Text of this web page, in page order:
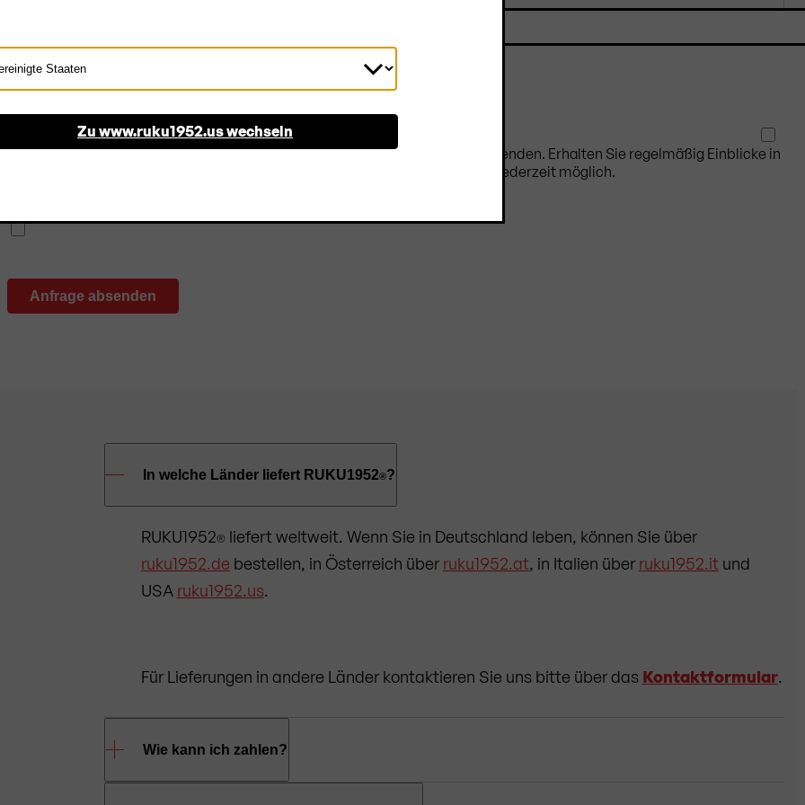
Zum Newsletter anmelden
Abonnieren Sie unseren Newsletter und bleiben Sie immer auf dem Laufenden. Erhalten Sie regelmäßig Einblicke in
die Welt von RUKU1952® sowie exklusive Angebote. Eine Abmeldung ist jederzeit möglich.
Anfrage absenden
In welche Länder liefert RUKU1952®?
RUKU1952®liefert weltweit. Wenn Sie in Deutschland leben, können Sie über
ruku1952.de bestellen, in Österreich über ruku1952.at, in Italien über ruku1952.itund
USA ruku1952.us.
Für Lieferungen in andere Länder kontaktieren Sie uns bitte über das Kontaktformular.
Wie kann ich zahlen?
Zu www.ruku1952.us wechseln